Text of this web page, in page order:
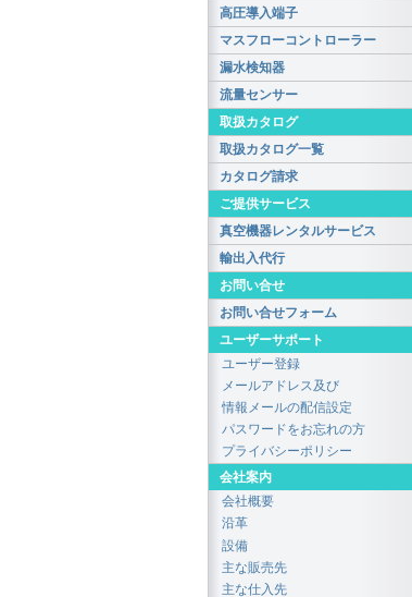
高圧導入端子
マスフローコントローラー
漏水検知器
流量センサー
取扱カタログ
取扱カタログ一覧
カタログ請求
ご提供サービス
真空機器レンタルサービス
輸出入代行
お問い合せ
お問い合せフォーム
ユーザーサポート
ユーザー登録
メールアドレス及び
情報メールの配信設定
パスワードをお忘れの方
プライバシーポリシー
会社案内
会社概要
沿革
設備
主な販売先
主な仕入先